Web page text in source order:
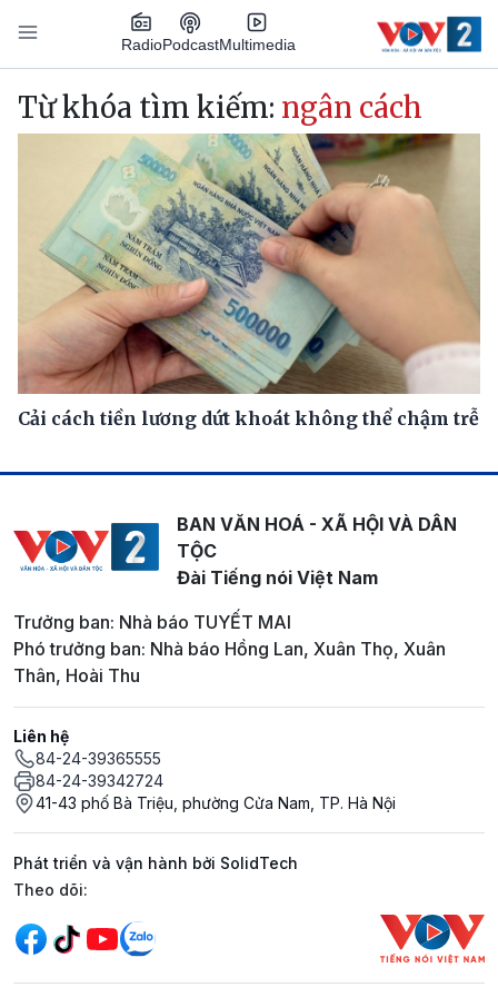
Nhảy đến nội dung
RadioPodcastMultimedia
Main navigation
Từ khóa tìm kiếm: ngân cách
Cải cách tiền lương dứt khoát không thể chậm trễ
BAN VĂN HOÁ - XÃ HỘI VÀ DÂN
TỘC
Đài Tiếng nói Việt Nam
Trưởng ban: Nhà báo TUYẾT MAI
Phó trưởng ban: Nhà báo Hồng Lan, Xuân Thọ, Xuân
Thân, Hoài Thu
Liên hệ
84-24-39365555
84-24-39342724
41-43 phố Bà Triệu, phường Cửa Nam, TP. Hà Nội
Phát triển và vận hành bởi SolidTech
Mạng xã hội
Theo dõi: